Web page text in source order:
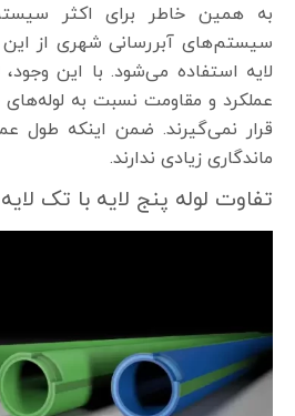
به همین خاطر برای اکثر
لایه استفاده می‌شود. با این وجود،
قرار نمی‌گیرند. ضمن اینکه طول
ماندگاری زیادی ندارند.
تفاوت لوله پنج لایه با تک